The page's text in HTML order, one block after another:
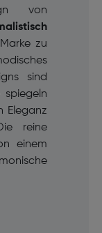
von
zu
sind
Eleganz
reine
einem